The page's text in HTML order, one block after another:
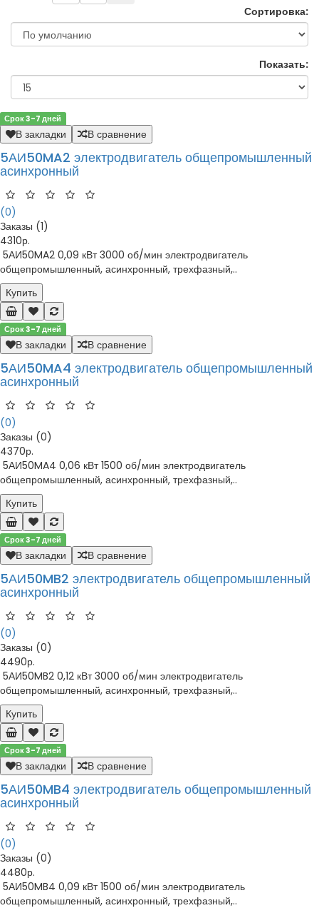
Сортировка:
Показать:
Срок 3-7 дней
В закладки В сравнение
5АИ50MA2 электродвигатель общепромышленный
асинхронный
(0)
Заказы (1)
4310р.
5АИ50MA2 0,09 кВт 3000 об/мин электродвигатель
общепромышленный, асинхронный, трехфазный,..
Купить
Срок 3-7 дней
В закладки В сравнение
5АИ50MA4 электродвигатель общепромышленный
асинхронный
(0)
Заказы (0)
4370р.
5АИ50MA4 0,06 кВт 1500 об/мин электродвигатель
общепромышленный, асинхронный, трехфазный,..
Купить
Срок 3-7 дней
В закладки В сравнение
5АИ50MB2 электродвигатель общепромышленный
асинхронный
(0)
Заказы (0)
4490р.
5АИ50MB2 0,12 кВт 3000 об/мин электродвигатель
общепромышленный, асинхронный, трехфазный,..
Купить
Срок 3-7 дней
В закладки В сравнение
5АИ50MB4 электродвигатель общепромышленный
асинхронный
(0)
Заказы (0)
4480р.
5АИ50MB4 0,09 кВт 1500 об/мин электродвигатель
общепромышленный, асинхронный, трехфазный,..